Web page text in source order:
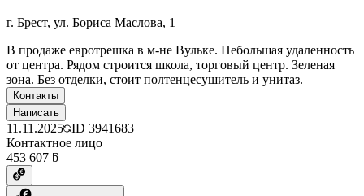
г. Брест, ул. Бориса Маслова, 1
В продаже евротрешка в м-не Вульке. Небольшая удаленность
от центра. Рядом строится школа, торговый центр. Зеленая
зона. Без отделки, стоит полтенцесушитель и унитаз.
Контакты
Написать
11.11.2025 ID 3941683
Контактное лицо
453 607 ƃ